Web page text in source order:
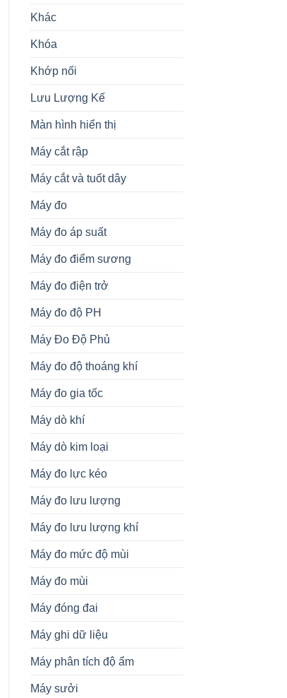
Khác
Khóa
Khớp nối
Lưu Lượng Kế
Màn hình hiển thị
Máy cắt rập
Máy cắt và tuốt dây
Máy đo
Máy đo áp suất
Máy đo điểm sương
Máy đo điện trở
Máy đo độ PH
Máy Đo Độ Phủ
Máy đo độ thoáng khí
Máy đo gia tốc
Máy dò khí
Máy dò kim loại
Máy đo lực kéo
Máy đo lưu lượng
Máy đo lưu lượng khí
Máy đo mức độ mùi
Máy đo mùi
Máy đóng đai
Máy ghi dữ liệu
Máy phân tích độ ẩm
Máy sưởi
3100C300PG1J9000 Cảm
biến áp suất Gems Sensors